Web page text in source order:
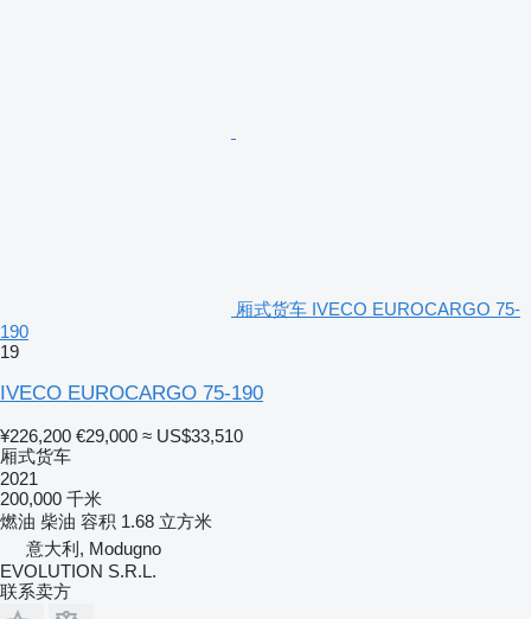
厢式货车 IVECO EUROCARGO 75-
190
19
IVECO EUROCARGO 75-190
¥226,200 €29,000 ≈ US$33,510
厢式货车
2021
200,000 千米
燃油 柴油 容积 1.68 立方米
意大利, Modugno
EVOLUTION S.R.L.
联系卖方